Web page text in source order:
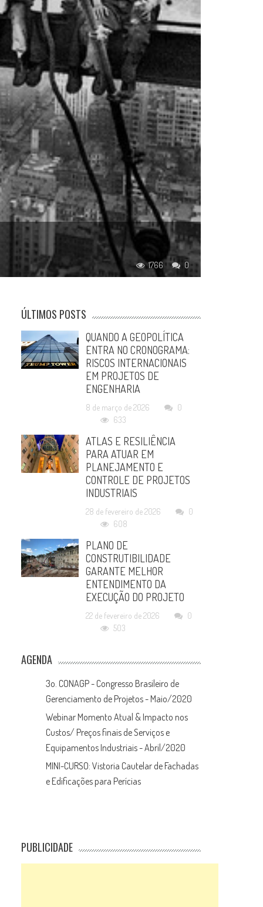
0
1766
ÚLTIMOS POSTS
QUANDO A GEOPOLÍTICA
ENTRA NO CRONOGRAMA:
RISCOS INTERNACIONAIS
EM PROJETOS DE
ENGENHARIA
8 de março de 2026
0
633
ATLAS E RESILIÊNCIA
PARA ATUAR EM
PLANEJAMENTO E
CONTROLE DE PROJETOS
INDUSTRIAIS
28 de fevereiro de 2026
0
608
PLANO DE
CONSTRUTIBILIDADE
GARANTE MELHOR
ENTENDIMENTO DA
EXECUÇÃO DO PROJETO
22 de fevereiro de 2026
0
503
AGENDA
3o. CONAGP - Congresso Brasileiro de
Gerenciamento de Projetos - Maio/2020
Webinar Momento Atual & Impacto nos
Custos/ Preços finais de Serviços e
Equipamentos Industriais - Abril/2020
MINI-CURSO: Vistoria Cautelar de Fachadas
e Edificações para Perícias
PUBLICIDADE